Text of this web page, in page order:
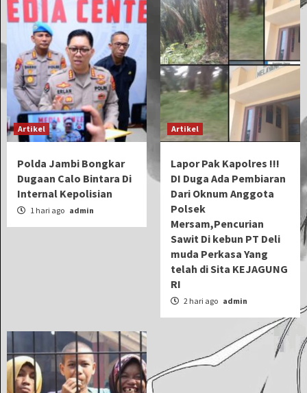
Artikel
Polda Jambi Bongkar
Dugaan Calo Bintara Di
Internal Kepolisian
1 hari ago admin
Artikel
Lapor Pak Kapolres !!!
DI Duga Ada Pembiaran
Dari Oknum Anggota
Polsek
Mersam,Pencurian
Sawit Di kebun PT Deli
muda Perkasa Yang
telah di Sita KEJAGUNG
RI
2 hari ago admin